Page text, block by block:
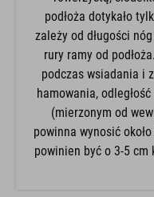
podłoża dotykało
zależy od długości
rury ramy od
podczas wsiadania i
hamowania,
(mierzonym od
powinna wynosić
powinien być o 3-5 cm